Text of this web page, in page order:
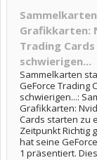
Grafikkarten:
Trading
schwierigen...
Sammelkarten
GeForce Trading
schwierigen...:
Grafikkarten:
Cards starten zu
Zeitpunkt Richtig
hat seine
1 präsentiert.